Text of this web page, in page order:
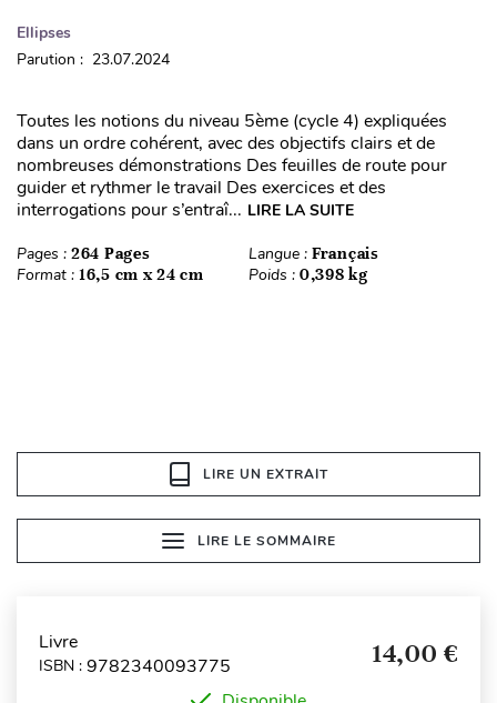
Ellipses
Parution : 23.07.2024
Toutes les notions du niveau 5ème (cycle 4) expliquées
dans un ordre cohérent, avec des objectifs clairs et de
nombreuses démonstrations Des feuilles de route pour
guider et rythmer le travail Des exercices et des
interrogations pour s’entraî... LIRE LA SUITE
Pages : 264 Pages Langue : Français
Format : 16,5 cm x 24 cm Poids : 0,398 kg
LIRE UN EXTRAIT
LIRE LE SOMMAIRE
Livre
ISBN : 9782340093775 14,00 €